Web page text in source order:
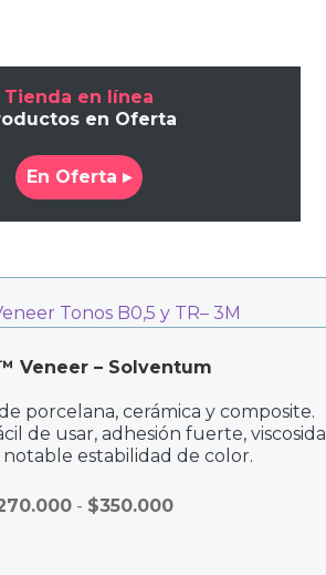
Tienda en línea
en Oferta
En Oferta ▸
Veneer – Solventum
porcelana, cerámica y composite.
de usar, adhesión fuerte,
estabilidad de color.
- $350.000Rango